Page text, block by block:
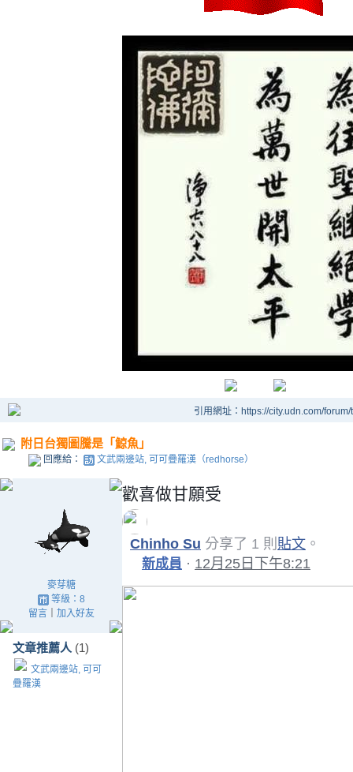
引用網址：https://city.udn.com/
附日台獨圖騰是「鯨魚」
回應給： 文武兩邊站, 可可疊羅漢（redhorse）
麥芽糖
等級：8
留言｜ 加入好友
文章推薦人 (1)
文武兩邊站, 可可
疊羅漢
歡喜做甘願受
Chinho Su 分享了 1 則 貼文 。
新成員 · 12月25日下午8:21